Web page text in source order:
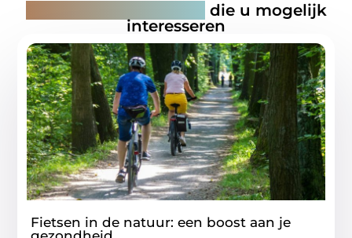
die u mogelijk
interesseren
Fietsen in de natuur: een boost aan je